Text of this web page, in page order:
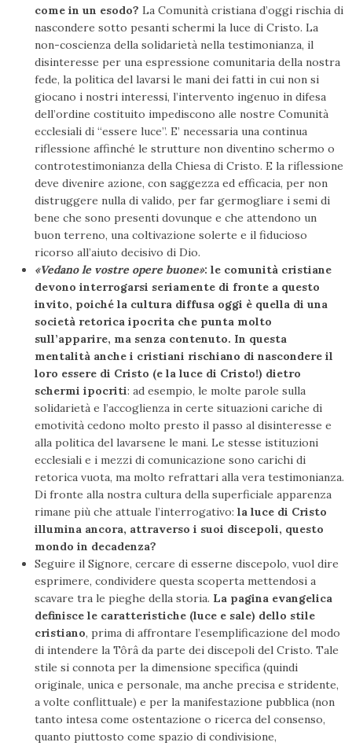
come in un esodo? La Comunità cristiana d’oggi rischia di
nascondere sotto pesanti schermi la luce di Cristo. La
non-coscienza della solidarietà nella testimonianza, il
disinteresse per una espressione comunitaria della nostra
fede, la politica del lavarsi le mani dei fatti in cui non si
giocano i nostri interessi, l’intervento ingenuo in difesa
dell’ordine costituito impediscono alle nostre Comunità
ecclesiali di “essere luce”. E’ necessaria una continua
riflessione affinché le strutture non diventino schermo o
controtestimonianza della Chiesa di Cristo. E la riflessione
deve divenire azione, con saggezza ed efficacia, per non
distruggere nulla di valido, per far germogliare i semi di
bene che sono presenti dovunque e che attendono un
buon terreno, una coltivazione solerte e il fiducioso
ricorso all’aiuto decisivo di Dio.
«Vedano le vostre opere buone»: le comunità cristiane
devono interrogarsi seriamente di fronte a questo
invito, poiché la cultura diffusa oggi è quella di una
società retorica ipocrita che punta molto
sull’apparire, ma senza contenuto. In questa
mentalità anche i cristiani rischiano di nascondere il
loro essere di Cristo (e la luce di Cristo!) dietro
schermi ipocriti: ad esempio, le molte parole sulla
solidarietà e l’accoglienza in certe situazioni cariche di
emotività cedono molto presto il passo al disinteresse e
alla politica del lavarsene le mani. Le stesse istituzioni
ecclesiali e i mezzi di comunicazione sono carichi di
retorica vuota, ma molto refrattari alla vera testimonianza.
Di fronte alla nostra cultura della superficiale apparenza
rimane più che attuale l’interrogativo: la luce di Cristo
illumina ancora, attraverso i suoi discepoli, questo
mondo in decadenza?
Seguire il Signore, cercare di esserne discepolo, vuol dire
esprimere, condividere questa scoperta mettendosi a
scavare tra le pieghe della storia. La pagina evangelica
definisce le caratteristiche (luce e sale) dello stile
cristiano, prima di affrontare l’esemplificazione del modo
di intendere la Tôrâ da parte dei discepoli del Cristo. Tale
stile si connota per la dimensione specifica (quindi
originale, unica e personale, ma anche precisa e stridente,
a volte conflittuale) e per la manifestazione pubblica (non
tanto intesa come ostentazione o ricerca del consenso,
quanto piuttosto come spazio di condivisione,